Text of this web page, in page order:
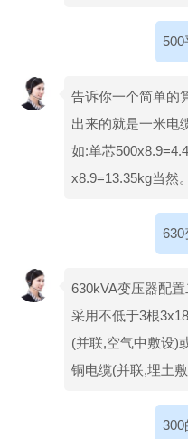
告诉你一个简单的
出来的就是一米电
如:单芯
x8.9=13.35kg当然。
630
630kVA变压器配
采用不低于3根
(并联,空气中敷设)
铜电缆(并联,埋土敷
300